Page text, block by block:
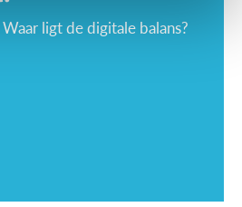
ligt de digitale balans?